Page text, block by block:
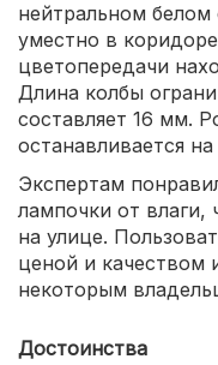
нейтральном белом
уместно в
цветопередачи
Длина колбы
составляет 16 мм.
останавливается
Экспертам
лампочки от влаги,
на улице.
ценой и качеством
некоторым
Достоинства